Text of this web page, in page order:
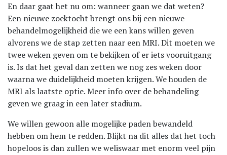
En daar gaat het nu om: wanneer gaan we dat weten?
Een nieuwe zoektocht brengt ons bij een nieuwe
behandelmogelijkheid die we een kans willen geven
alvorens we de stap zetten naar een MRI. Dit moeten we
twee weken geven om te bekijken of er iets vooruitgang
is. Is dat het geval dan zetten we nog zes weken door
waarna we duidelijkheid moeten krijgen. We houden de
MRI als laatste optie. Meer info over de behandeling
geven we graag in een later stadium.
We willen gewoon alle mogelijke paden bewandeld
hebben om hem te redden. Blijkt na dit alles dat het toch
hopeloos is dan zullen we weliswaar met enorm veel pijn